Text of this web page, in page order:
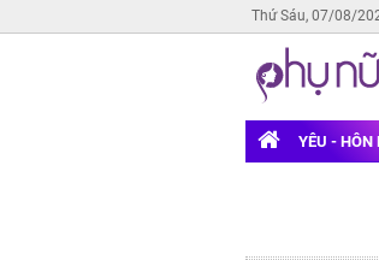
Thứ Sáu, 07/08/
YÊU - HÔN